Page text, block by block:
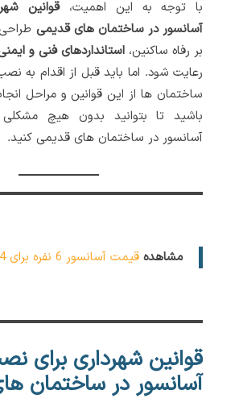
با توجه به این اهمیت،قوانین
آسانسور در ساختمان های قدیمی
بر رفاه ساکنین، استانداردهای فنی و
رعایت شود. اما باید قبل از اقدام به
ساختمان ها از این قوانین و مراحل
باشید تا بتوانید بدون هیچ
آسانسور در ساختمان های قدیمی کنید.
مشاهده قیمت آسانسور 6 نفره برای 4 طبقه
قوانین شهرداری برای
آسانسور در ساختمان